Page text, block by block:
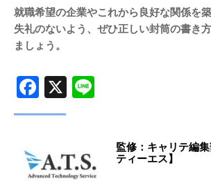
就職希望の企業やこれから良好な関係を
失礼のないよう、ぜひ正しい封筒の書き
ましょう。
Facebook
X
監修：キャリテ編
ティーエス】